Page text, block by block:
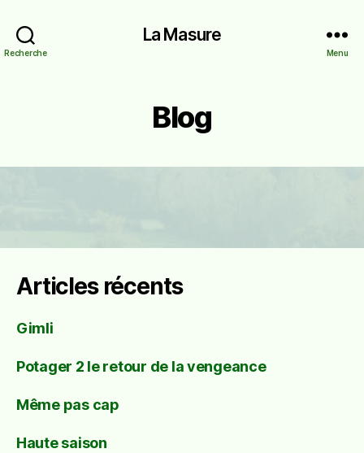
Recherche
La Masure
Menu
Blog
Articles récents
Gimli
Potager 2 le retour de la vengeance
Même pas cap
Haute saison